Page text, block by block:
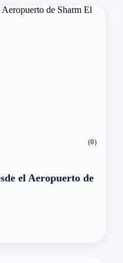
(0)
el Aeropuerto de